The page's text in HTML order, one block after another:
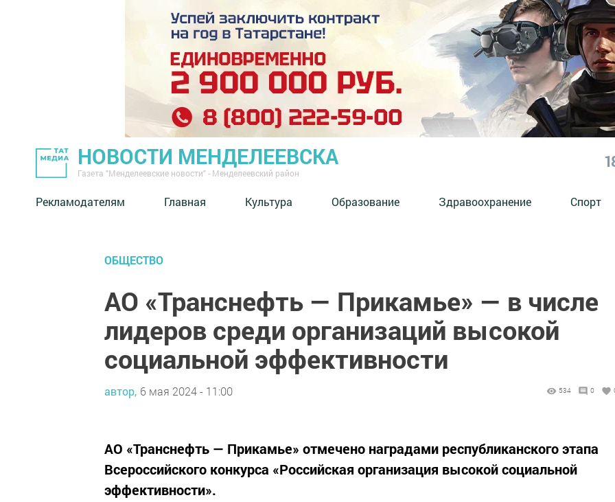
НОВОСТИ МЕНДЕЛЕЕВСКА
Газета "Менделеевские новости" - Менделеевский район
Рекламодателям Главная Культура Образование Здравоохранение Спорт
ОБЩЕСТВО
АО «Транснефть — Прикамье» — в числе
лидеров среди организаций высокой
социальной эффективности
автор, 6 мая 2024 - 11:00 534 0
АО «Транснефть — Прикамье» отмечено наградами республиканского этапа
Всероссийского конкурса «Российская организация высокой социальной
эффективности».